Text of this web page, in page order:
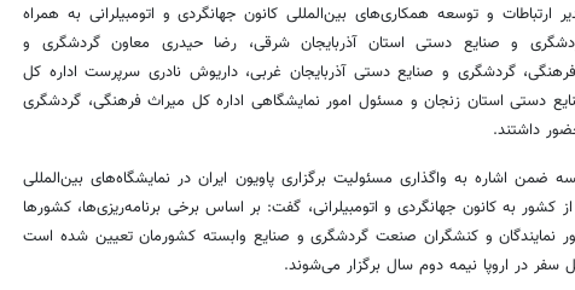
و توسعه همکاری‌های بین‌المللی کانون جهانگردی و اتومبیلرانی به همراه
و صنایع دستی استان آذربایجان شرقی، رضا حیدری معاون گردشگری و
گردشگری و صنایع دستی آذربایجان غربی، داریوش نادری سرپرست اداره کل
دستی استان زنجان و مسئول امور نمایشگاهی اداره کل میراث فرهنگی، گردشگری
داشتند.
اشاره به واگذاری مسئولیت برگزاری پاویون ایران در نمایشگاه‌های بین‌المللی
به کانون جهانگردی و اتومبیلرانی، گفت: بر اساس برخی برنامه‌ریزی‌ها، کشورها
نمایندگان و کنشگران صنعت گردشگری و صنایع وابسته کشورمان تعیین شده است
سفر در اروپا نیمه دوم سال برگزار می‌شوند.